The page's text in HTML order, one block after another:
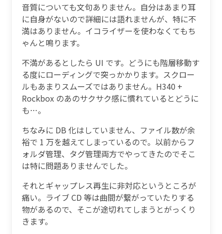
音質についても文句ありません。自分はあまり耳
に自身がないので詳細には語れませんが、特に不
満はありません。イコライザーを使わなくてもち
ゃんと鳴ります。
不満があるとしたら UI です。どうにも階層移動す
る度にローディングで突っかかります。スクロー
ルもあまりスムーズではありません。H340 +
Rockbox のあのサクサク感に慣れているとどうに
も…。
ちなみに DB 化はしていません、ファイル数が余
裕で 1 万を越えてしまっているので。以前からフ
ォルダ管理、タグ管理両方でやってきたのでそこ
は特に問題ありませんでした。
それとギャップレス再生に非対応というところが
痛い。ライブ CD 等は曲間が繋がっていたりする
物があるので、そこが途切れてしまうとがっくり
きます。